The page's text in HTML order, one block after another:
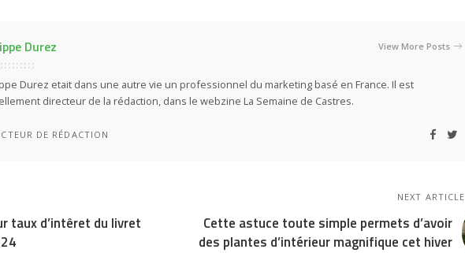
Durez View More Posts
Durez etait dans une autre vie un professionnel du marketing basé en France. Il est
directeur de la rédaction, dans le webzine La Semaine de Castres.
DE RÉDACTION
taux d’intêret du livret
NEXT ARTICLE
Cette astuce toute simple permets d’avoir
des plantes d’intérieur magnifique cet hiver